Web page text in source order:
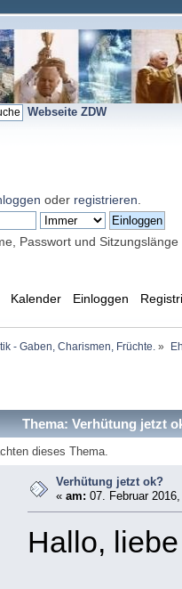
Webseite ZDW
oder registrieren
Passwort und Sitzungslänge
Kalender Einloggen
- Gaben, Charismen, Früchte. »
Thema: Verhütung jetzt
dieses Thema.
Verhütung jetzt ok?
«am: 07. Februar
Hallo,